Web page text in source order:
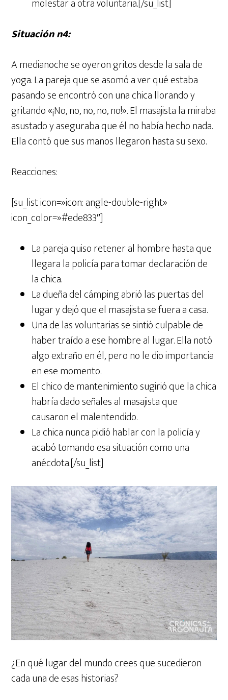
molestar a otra voluntaria.[/su_list]
Situación nº4:
A medianoche se oyeron gritos desde la sala de
yoga. La pareja que se asomó a ver qué estaba
pasando se encontró con una chica llorando y
gritando «¡No, no, no, no, no!». El masajista la miraba
asustado y aseguraba que él no había hecho nada.
Ella contó que sus manos llegaron hasta su sexo.
Reacciones:
[su_list icon=»icon: angle-double-right»
icon_color=»#ede833″]
La pareja quiso retener al hombre hasta que
llegara la policía para tomar declaración de
la chica.
La dueña del cámping abrió las puertas del
lugar y dejó que el masajista se fuera a casa.
Una de las voluntarias se sintió culpable de
haber traído a ese hombre al lugar. Ella notó
algo extraño en él, pero no le dio importancia
en ese momento.
El chico de mantenimiento sugirió que la chica
habría dado señales al masajista que
causaron el malentendido.
La chica nunca pidió hablar con la policía y
acabó tomando esa situación como una
anécdota.[/su_list]
¿En qué lugar del mundo crees que sucedieron
cada una de esas historias?